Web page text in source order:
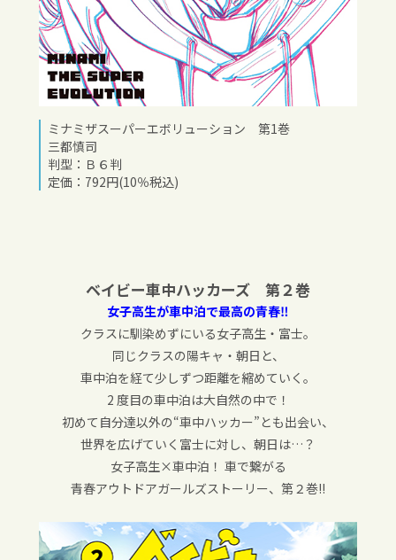
ミナミザスーパーエボリューション 第1巻
三都慎司
判型：Ｂ６判
定価：792円(10％税込)
ベイビー車中ハッカーズ 第２巻
女子高生が車中泊で最高の青春‼︎
クラスに馴染めずにいる女子高生・富士。
同じクラスの陽キャ・朝日と、
車中泊を経て少しずつ距離を縮めていく。
2 度目の車中泊は大自然の中で！
初めて自分達以外の“車中ハッカー”とも出会い、
世界を広げていく富士に対し、朝日は…？
女子高生×車中泊！ 車で繋がる
青春アウトドアガールズストーリー、第２巻!!